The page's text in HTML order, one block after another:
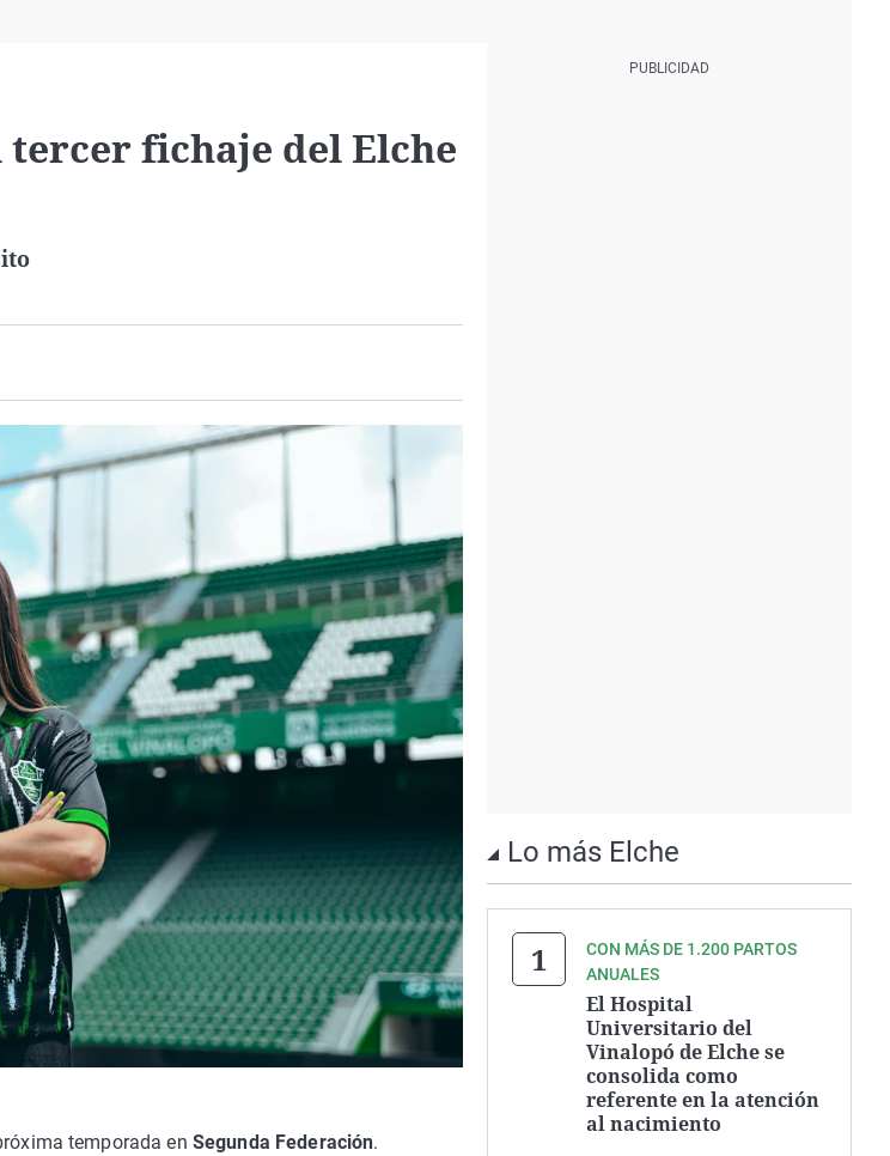
fichaje del Elche
temporada en Segunda Federación.
Lo más Elche
CON MÁS DE 1.200 PARTOS
ANUALES
El Hospital
Universitario del
Vinalopó de Elche se
consolida como
referente en la atención
al nacimiento